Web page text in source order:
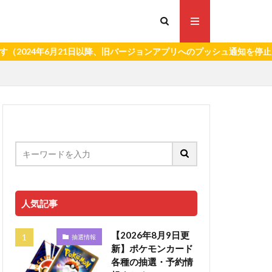
月21日以降、旧バージョンアプリへのプッシュ通知を停止いたしま
人気記事
抽選情報
【2026年8月9日更
新】ポケモンカード
各種の抽選・予約情